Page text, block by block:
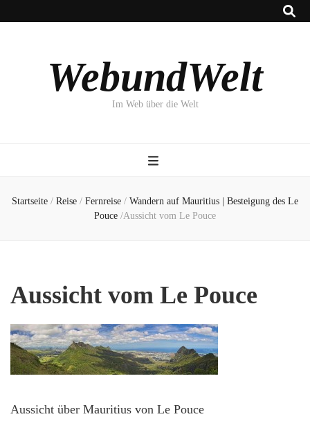
WebundWelt
Im Web über die Welt
Startseite / Reise / Fernreise / Wandern auf Mauritius | Besteigung des Le
Pouce /Aussicht vom Le Pouce
Aussicht vom Le Pouce
Aussicht über Mauritius von Le Pouce